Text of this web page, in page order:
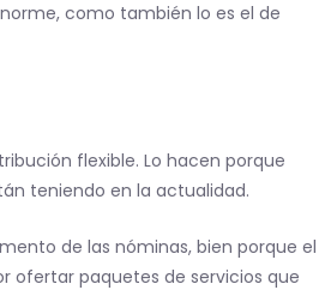
como también lo es el de
flexible. Lo hacen porque
teniendo en la actualidad.
de las nóminas, bien porque el
ofertar paquetes de servicios que